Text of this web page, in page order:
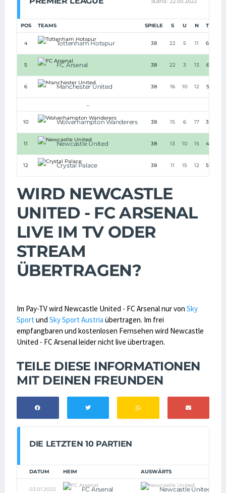
POS TEAMS SPIELE S U N TORE
4 Tottenham Hotspur 38 22 5 11 69:40
5 FC Arsenal 38 22 3 13 61:48
6 Manchester United 38 16 10 12 57:57
...
10 Wolverhampton Wanderers 38 15 6 17 38:43
11 Newcastle United 38 13 10 15 44:62
12 Crystal Palace 38 11 15 12 50:46
WIRD NEWCASTLE
UNITED - FC ARSENAL
LIVE IM TV ODER
STREAM
ÜBERTRAGEN?
Im Pay-TV wird Newcastle United - FC Arsenal nur von Sky
Sportund Sky Sport Austria übertragen. Im frei
empfangbaren und kostenlosen Fernsehen wird Newcastle
United - FC Arsenal leider nicht live übertragen.
TEILE DIESE INFORMATIONEN
MIT DEINEN FREUNDEN
DIE LETZTEN 10 PARTIEN
DATUM HEIM AUSWÄRTS
03.01.2023 FC Arsenal Newcastle United